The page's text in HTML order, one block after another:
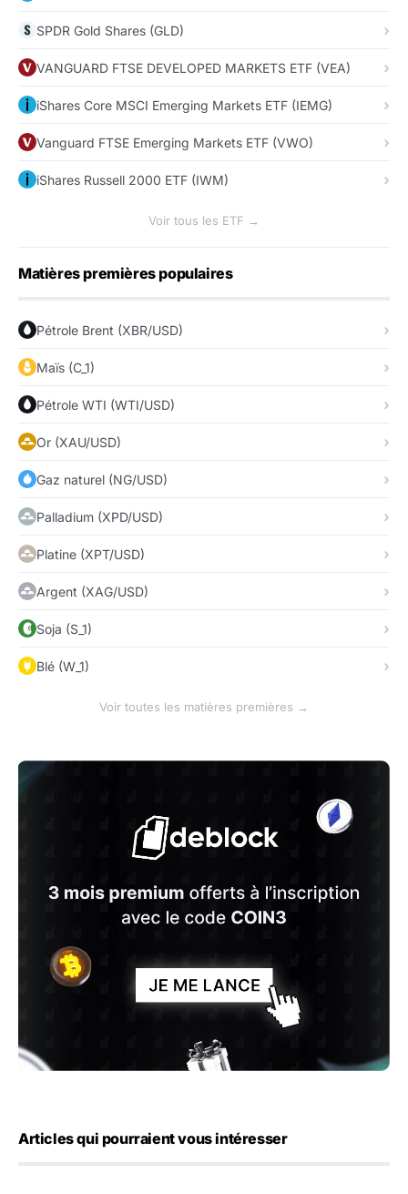
SPDR Gold Shares (GLD)
VANGUARD FTSE DEVELOPED MARKETS ETF (VEA)
iShares Core MSCI Emerging Markets ETF (IEMG)
Vanguard FTSE Emerging Markets ETF (VWO)
iShares Russell 2000 ETF (IWM)
Voir tous les ETF →
Matières premières populaires
Pétrole Brent (XBR/USD)
Maïs (C_1)
Pétrole WTI (WTI/USD)
Or (XAU/USD)
Gaz naturel (NG/USD)
Palladium (XPD/USD)
Platine (XPT/USD)
Argent (XAG/USD)
Soja (S_1)
Blé (W_1)
Voir toutes les matières premières →
Articles qui pourraient vous intéresser